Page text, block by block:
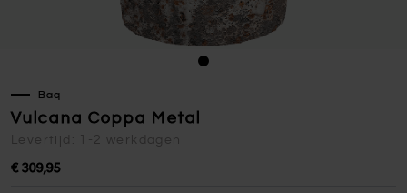
Baq
Vulcana Coppa Metal
Levertijd: 1-2 werkdagen
€ 309,95